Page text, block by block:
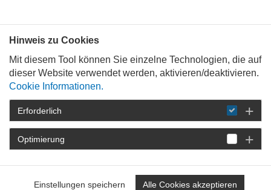
STARTSEITE
Bautechnik
Digitales
Hinweis zu Cookies
Mit diesem Tool können Sie einzelne Technologien, die auf
dieser Website verwendet werden, aktivieren/deaktivieren.
Cookie Informationen.
Erforderlich
Optimierung
Einstellungen speichern Alle Cookies akzeptieren